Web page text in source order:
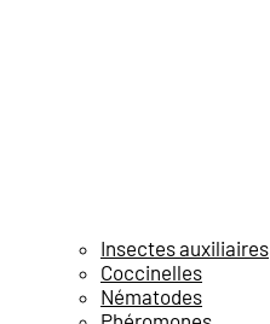
Insectes auxiliaires
Coccinelles
Nématodes